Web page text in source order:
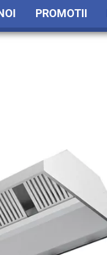
PROMOTII